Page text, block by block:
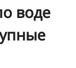
воде